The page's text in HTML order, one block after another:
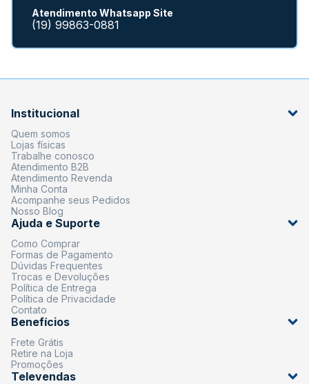
Atendimento Whatsapp Site
(19) 99863-0881
Institucional
Quem somos
Lojas físicas
Trabalhe conosco
Atendimento B2B
Atendimento Revenda
Minha Conta
Acompanhe seus Pedidos
Nosso Blog
Ajuda e Suporte
Como Comprar
Formas de Pagamento
Dúvidas Frequentes
Trocas e Devoluções
Política de Entrega
Política de Privacidade
Contato
Benefícios
Frete Grátis
Retire na Loja
Promoções
Televendas